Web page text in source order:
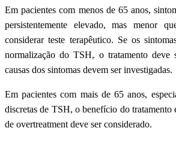
Em pacientes com menos de 65 anos,
persistentemente elevado, mas menor
considerar teste terapêutico. Se os
normalização do TSH, o tratamento deve
causas dos sintomas devem ser investigadas.
Em pacientes com mais de 65 anos,
discretas de TSH, o benefício do tratamento
de overtreatment deve ser considerado.